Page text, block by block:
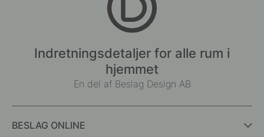
Indretningsdetaljer for alle rum i
hjemmet
En del af Beslag Design AB
BESLAG ONLINE